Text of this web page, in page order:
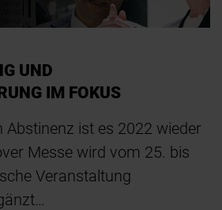
UND
IM FOKUS
Abstinenz ist es 2022 wieder
Messe wird vom 25. bis
Veranstaltung